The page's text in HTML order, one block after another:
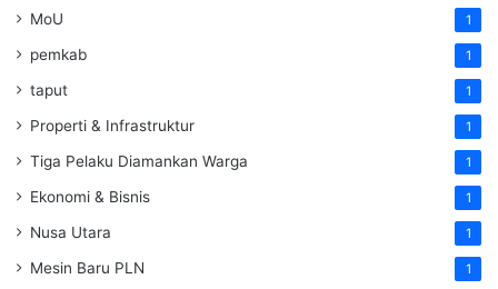
MoU 1
pemkab 1
taput 1
Properti & Infrastruktur 1
Tiga Pelaku Diamankan Warga 1
Ekonomi & Bisnis 1
Nusa Utara 1
Mesin Baru PLN 1